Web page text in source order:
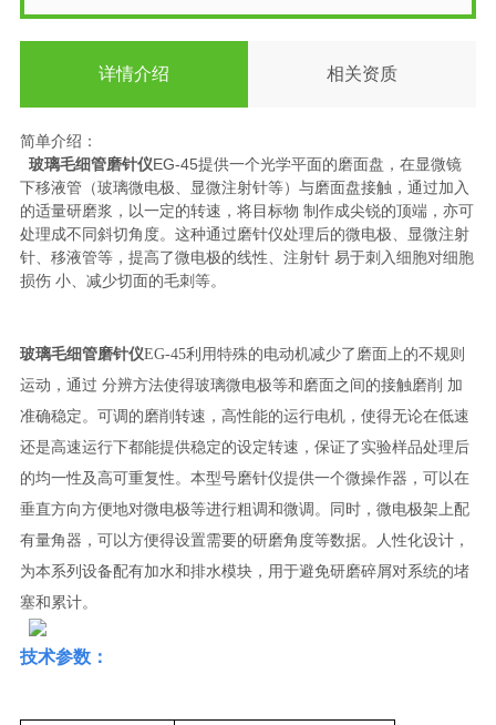
详情介绍 相关资质
简单介绍：
玻璃毛细管磨针仪EG-45提供一个光学平面的磨面盘，在显微镜
下移液管（玻璃微电极、显微注射针等）与磨面盘接触，通过加入
的适量研磨浆，以一定的转速，将目标物 制作成尖锐的顶端，亦可
处理成不同斜切角度。这种通过磨针仪处理后的微电极、显微注射
针、移液管等，提高了微电极的线性、注射针 易于刺入细胞对细胞
损伤 小、减少切面的毛刺等。
玻璃毛细管磨针仪EG-45利用特殊的电动机减少了磨面上的不规则
运动，通过 分辨方法使得玻璃微电极等和磨面之间的接触磨削 加
准确稳定。可调的磨削转速，高性能的运行电机，使得无论在低速
还是高速运行下都能提供稳定的设定转速，保证了实验样品处理后
的均一性及高可重复性。本型号磨针仪提供一个微操作器，可以在
垂直方向方便地对微电极等进行粗调和微调。同时，微电极架上配
有量角器，可以方便得设置需要的研磨角度等数据。人性化设计，
为本系列设备配有加水和排水模块，用于避免研磨碎屑对系统的堵
塞和累计。
技术参数：